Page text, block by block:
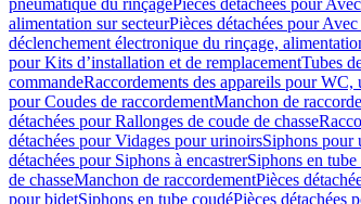
pneumatique du rinçagePièces détachées pour
alimentation sur secteurPièces détachées pour
déclenchement électronique du rinçage,
pour Kits d’installation et de remplacementTubes
commandeRaccordements des appareils pour WC,
pour Coudes de raccordementManchon de
détachées pour Rallonges de coude de chasse
détachées pour Vidages pour urinoirsSiphons pour
détachées pour Siphons à encastrerSiphons en tube
de chasseManchon de raccordementPièces
pour bidetSiphons en tube coudéPièces détachées